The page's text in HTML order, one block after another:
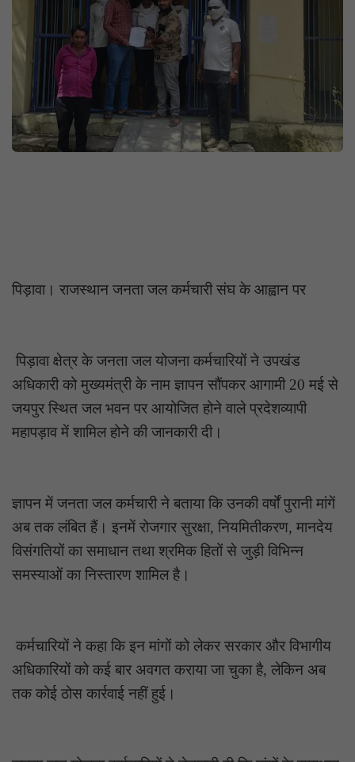
पिड़ावा। राजस्थान जनता जल कर्मचारी संघ के आह्वान पर
पिड़ावा क्षेत्र के जनता जल योजना कर्मचारियों ने उपखंड
अधिकारी को मुख्यमंत्री के नाम ज्ञापन सौंपकर आगामी 20 मई से
जयपुर स्थित जल भवन पर आयोजित होने वाले प्रदेशव्यापी
महापड़ाव में शामिल होने की जानकारी दी।
ज्ञापन में जनता जल कर्मचारी ने बताया कि उनकी वर्षों पुरानी मांगें
अब तक लंबित हैं। इनमें रोजगार सुरक्षा, नियमितीकरण, मानदेय
विसंगतियों का समाधान तथा श्रमिक हितों से जुड़ी विभिन्न
समस्याओं का निस्तारण शामिल है।
कर्मचारियों ने कहा कि इन मांगों को लेकर सरकार और विभागीय
अधिकारियों को कई बार अवगत कराया जा चुका है, लेकिन अब
तक कोई ठोस कार्रवाई नहीं हुई।